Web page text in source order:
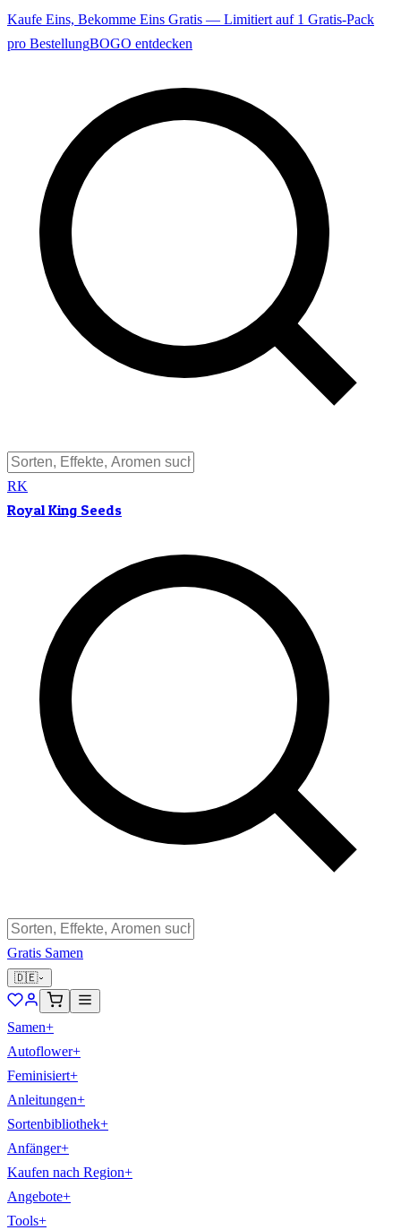
Kaufe Eins, Bekomme Eins Gratis — Limitiert auf 1 Gratis-Pack
pro BestellungBOGO entdecken
RK
Royal King Seeds
Gratis Samen
🇩🇪
Samen+
Autoflower+
Feminisiert+
Anleitungen+
Sortenbibliothek+
Anfänger+
Kaufen nach Region+
Angebote+
Tools+